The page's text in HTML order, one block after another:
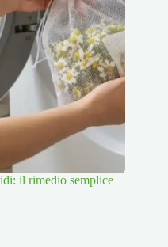
il rimedio semplice